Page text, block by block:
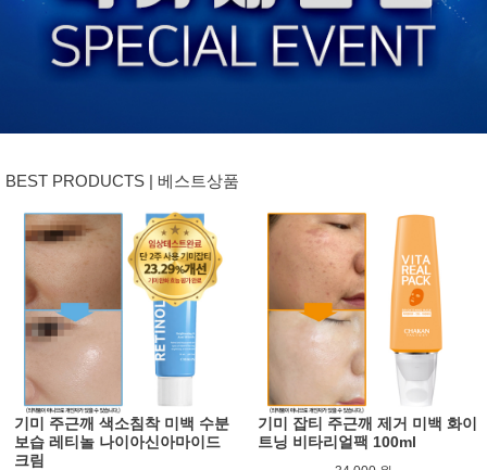
BEST PRODUCTS | 베스트상품
기미 주근깨 색소침착 미백 수분
보습 레티놀 나이아신아마이드
크림
기미 잡티 주근깨 제거 미백 화이
트닝 비타리얼팩 100ml